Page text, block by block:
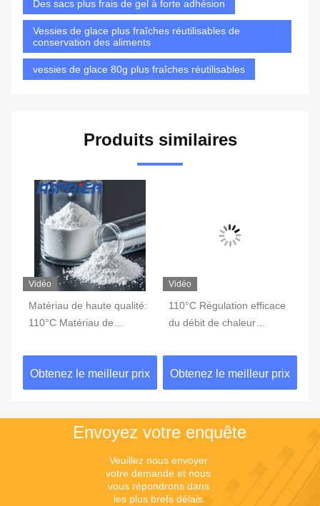
Des sacs plus frais de gel à forte adhésion
Vessies de glace plus fraîches réutilisables de
conservation des aliments
vessies de glace 80g plus fraîches réutilisables
Produits similaires
Vidéo
Matériau de haute qualité:
110°C Matériau de
Obtenez le meilleur prix
Vidéo
110°C Régulation efficace
du débit de chaleur
Changement de phase
Stockage d'énergie
Obtenez le meilleur prix
Envoyez votre enquête
Veuillez nous envoyer
votre demande et nous
vous répondrons dans
les plus brefs délais.